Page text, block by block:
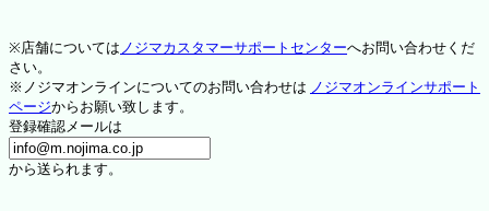
※店舗については ノジマカスタマーサポートセンターへお問い合わせくだ
さい。
※ノジマオンラインについてのお問い合わせは ノジマオンラインサポート
ページからお願い致します。
登録確認メールは
から送られます。